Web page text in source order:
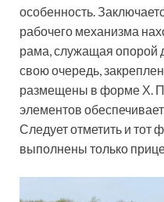
особенность.
рабочего механизма
рама, служащая опорой
свою очередь,
размещены в форме Х.
элементов
Следует отметить и тот
выполнены только